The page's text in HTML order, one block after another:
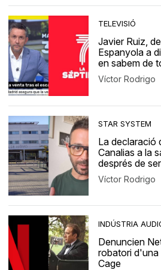
TELEVISIÓ
Javier Ruiz,
Espanyola a
en sabem de
Víctor Rodrigo
STAR SYSTEM
La declaració
Canalias a la
després de
Víctor Rodrigo
INDÚSTRIA
Denuncien
robatori d'una
Cage